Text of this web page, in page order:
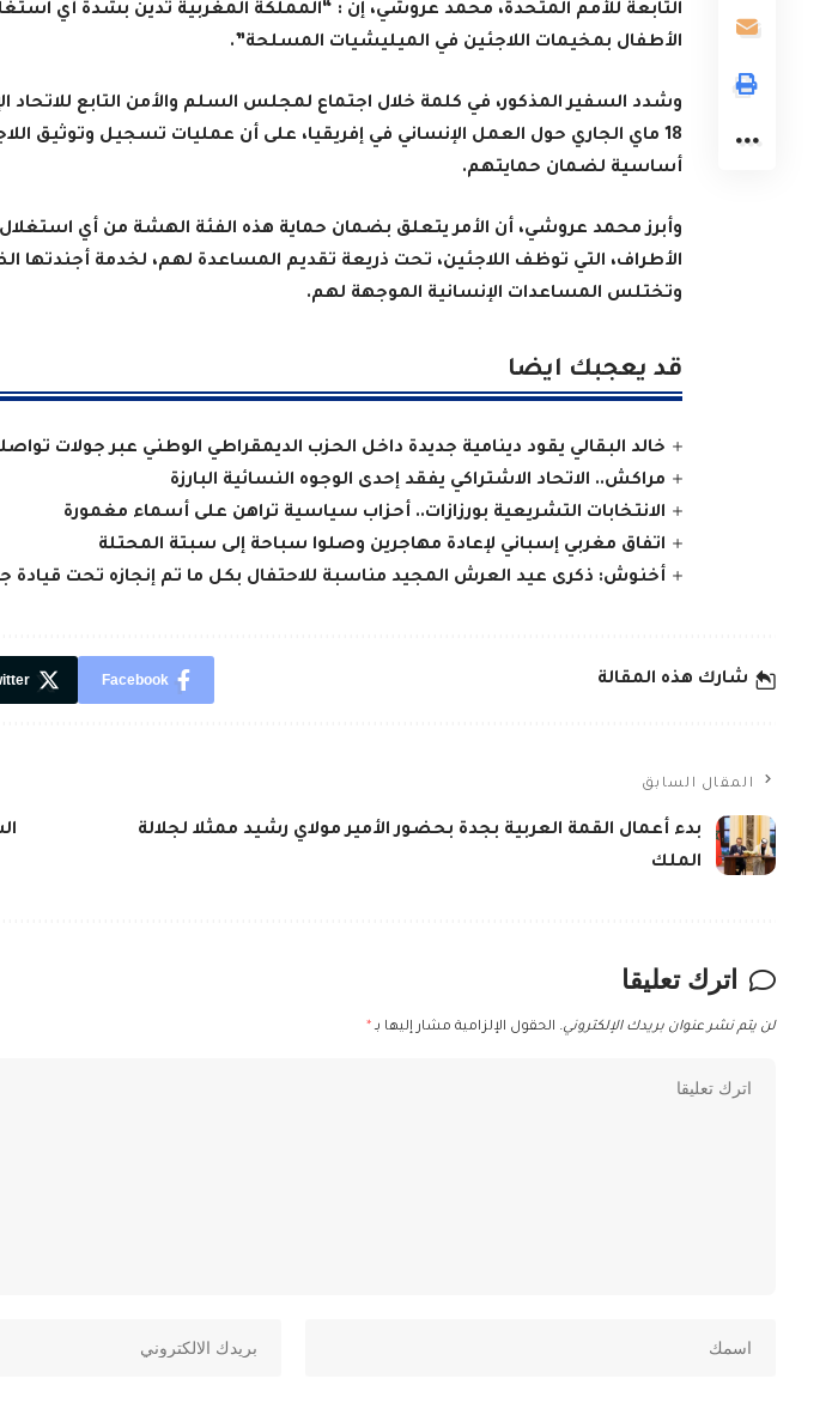
التابعة للأمم المتحدة، محمد عروشي، إن : “المملكة المغربية تدين بشدة أي
الأطفال بمخيمات اللاجئين في الميليشيات المسلحة” .
وشدد السفير المذكور، في كلمة خلال اجتماع لمجلس السلم والأمن التابع
18 ماي الجاري حول العمل الإنساني في إفريقيا، على أن عمليات تسجيل وتوثيق
أساسية لضمان حمايتهم.
وأبرز محمد عروشي، أن الأمر يتعلق بضمان حماية هذه الفئة الهشة من أي
الأطراف، التي توظف اللاجئين، تحت ذريعة تقديم المساعدة لهم، لخدمة أجندتها
وتختلس المساعدات الإنسانية الموجهة لهم.
قد يعجبك ايضا
خالد البقالي يقود دينامية جديدة داخل الحزب الديمقراطي الوطني عبر جولات
مراكش.. الاتحاد الاشتراكي يفقد إحدى الوجوه النسائية البارزة
الانتخابات التشريعية بورزازات.. أحزاب سياسية تراهن على أسماء مغمورة
اتفاق مغربي إسباني لإعادة مهاجرين وصلوا سباحة إلى سبتة المحتلة
أخنوش: ذكرى عيد العرش المجيد مناسبة للاحتفال بكل ما تم إنجازه تحت قيادة
شارك هذه المقالة Facebook
المقال السابق
بدء أعمال القمة العربية بجدة بحضور الأمير مولاي رشيد ممثلا لجلالة
الملك
اترك تعليقا
لن يتم نشر عنوان بريدك الإلكتروني. الحقول الإلزامية مشار إليها بـ *